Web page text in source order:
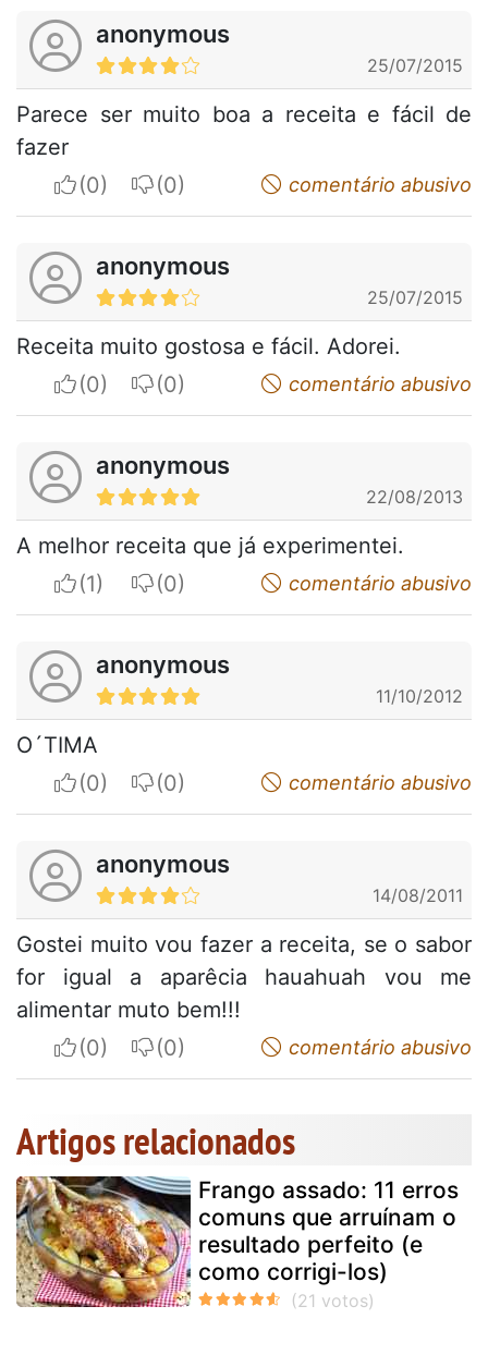
anonymous
25/07/2015
Parece ser muito boa a receita e fácil de
fazer
I apreciateI do not appreciatecomentário abusivo
anonymous
25/07/2015
Receita muito gostosa e fácil. Adorei.
I apreciateI do not appreciatecomentário abusivo
anonymous
22/08/2013
A melhor receita que já experimentei.
I apreciateI do not appreciatecomentário abusivo
anonymous
11/10/2012
O´TIMA
I apreciateI do not appreciatecomentário abusivo
anonymous
14/08/2011
Gostei muito vou fazer a receita, se o sabor
for igual a aparêcia hauahuah vou me
alimentar muto bem!!!
I apreciateI do not appreciatecomentário abusivo
Artigos relacionados
Frango assado: 11 erros
comuns que arruínam o
resultado perfeito (e
como corrigi-los)